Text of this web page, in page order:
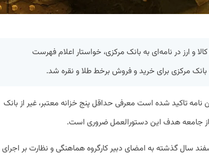
و ارز در نامه‌ای به بانک مرکزی، خواستار اعلام فهرست
بانک مرکزی برای خرید و فروش برخط طلا و نقره شد.
نامه تاکید شده است معرفی حداقل پنج خزانه معتبر، غیر از بانک
جامعه هدف این دستورالعمل ضروری است.
سال گذشته به امضای دبیر کارگروه هماهنگی و نظارت بر اجرای